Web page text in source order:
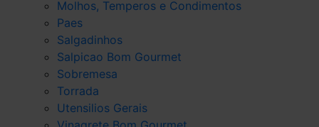
Molhos, Temperos e Condimentos
Paes
Salgadinhos
Salpicao Bom Gourmet
Sobremesa
Torrada
Utensilios Gerais